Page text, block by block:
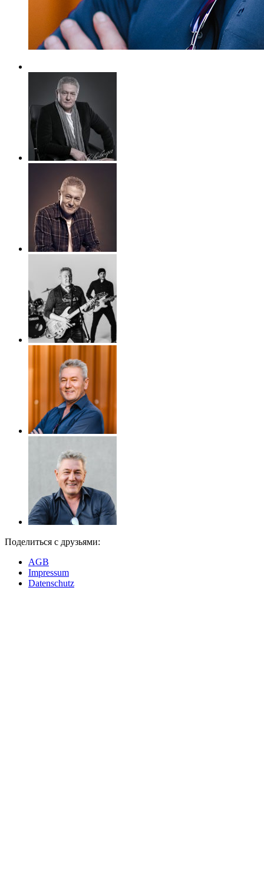
Поделиться с друзьями:
AGB
Impressum
Datenschutz